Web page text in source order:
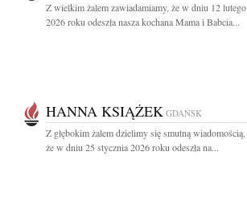
Z wielkim żalem zawiadamiamy, że w dniu 12 lutego
2026 roku odeszła nasza kochana Mama i Babcia...
HANNA KSIĄŻEK GDAŃSK
Z głębokim żalem dzielimy się smutną wiadomością,
że w dniu 25 stycznia 2026 roku odeszła na...